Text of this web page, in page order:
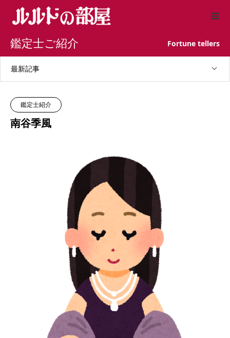
鑑定士ご紹介 Fortune tellers
最新記事
鑑定士紹介
南谷季風